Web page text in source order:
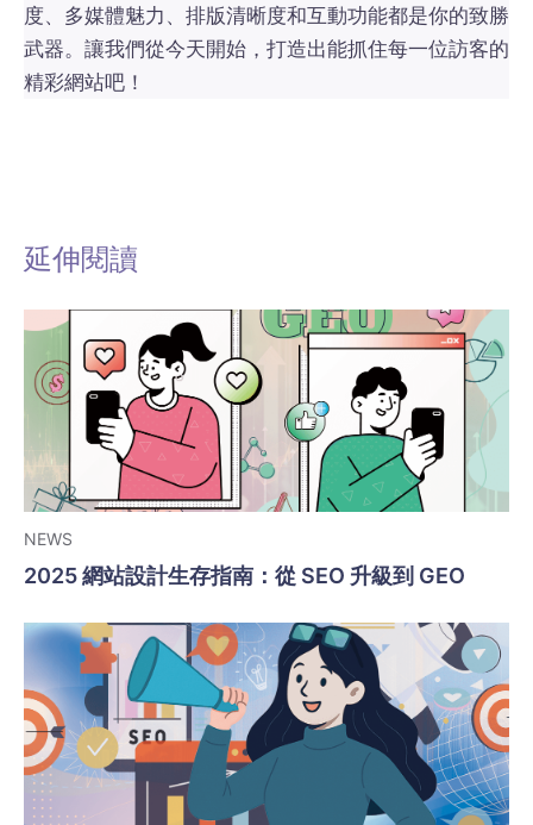
度、多媒體魅力、排版清晰度和互動功能都是你的致勝
武器。讓我們從今天開始，打造出能抓住每一位訪客的
精彩網站吧！
延伸閱讀
NEWS
2025 網站設計生存指南：從 SEO 升級到 GEO